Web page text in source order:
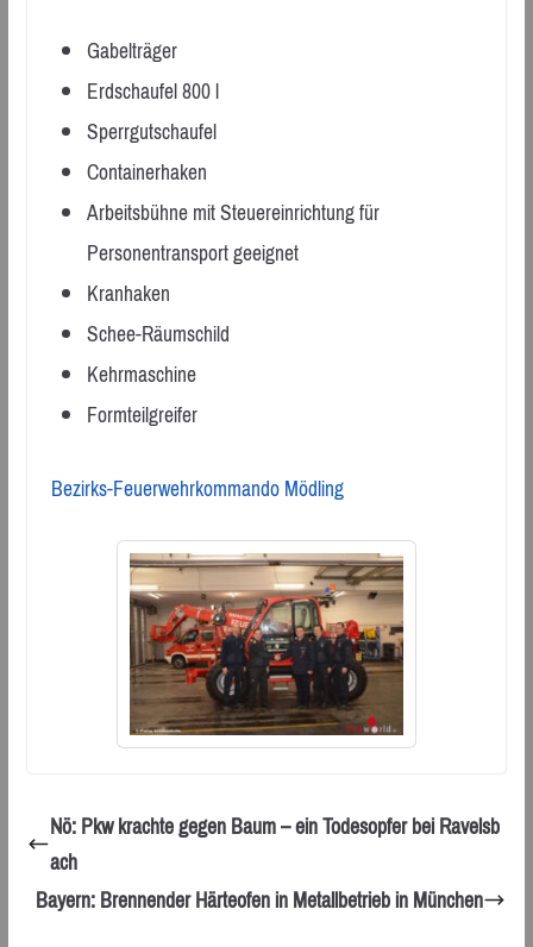
Gabelträger
Erdschaufel 800 l
Sperrgutschaufel
Containerhaken
Arbeitsbühne mit Steuereinrichtung für
Personentransport geeignet
Kranhaken
Schee-Räumschild
Kehrmaschine
Formteilgreifer
Bezirks-Feuerwehrkommando Mödling
Nö: Pkw krachte gegen Baum – ein Todesopfer bei Ravelsb
ach
Bayern: Brennender Härteofen in Metallbetrieb in München